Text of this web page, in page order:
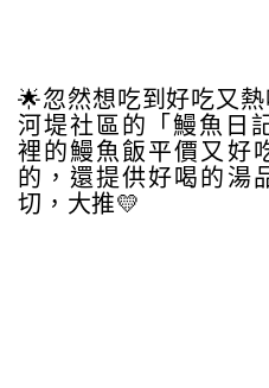
🌟忽然想吃到好吃又
河堤社區的「鰻魚日
裡的鰻魚飯平價又好
的，還提供好喝的湯
切，大推💛